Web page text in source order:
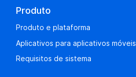
Produto
Produto e plataforma
Aplicativos para aplicativos móveis
Requisitos de sistema